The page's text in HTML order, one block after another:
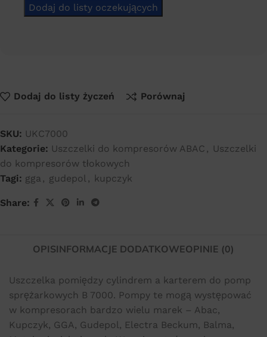
Dodaj do listy życzeń Porównaj
SKU: UKC7000
Kategorie: Uszczelki do kompresorów ABAC , Uszczelki
do kompresorów tłokowych
Tagi: gga , gudepol , kupczyk
Share:
OPISINFORMACJE DODATKOWEOPINIE (0)
Uszczelka pomiędzy cylindrem a karterem do pomp
sprężarkowych B 7000. Pompy te mogą występować
w kompresorach bardzo wielu marek – Abac,
Kupczyk, GGA, Gudepol, Electra Beckum, Balma,